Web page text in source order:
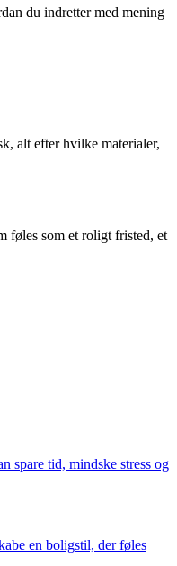
du indretter med mening
alt efter hvilke materialer,
føles som et roligt fristed, et
spare tid, mindske stress og
en boligstil, der føles